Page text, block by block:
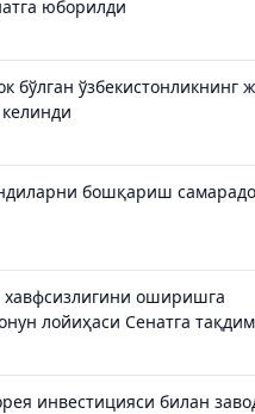
юборилди
бўлган ўзбекистонликнинг
бошқариш
хавфсизлигини оширишга
лойиҳаси Сенатга
инвестицияси билан